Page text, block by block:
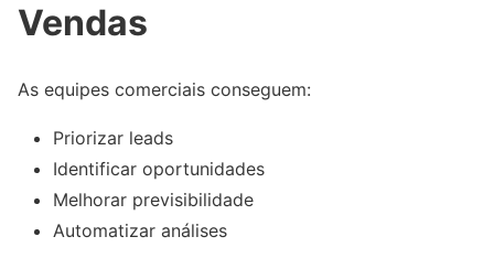
Vendas
As equipes comerciais conseguem:
Priorizar leads
Identificar oportunidades
Melhorar previsibilidade
Automatizar análises